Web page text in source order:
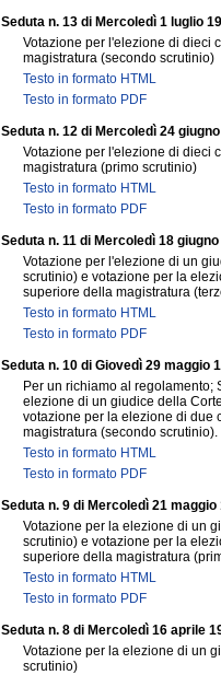
Seduta n. 13 di Mercoledì 1 luglio
Votazione per l'elezione di dieci
magistratura (secondo scrutinio)
Testo in formato HTML
Testo in formato PDF
Seduta n. 12 di Mercoledì 24
Votazione per l'elezione di dieci
magistratura (primo scrutinio)
Testo in formato HTML
Testo in formato PDF
Seduta n. 11 di Mercoledì 18
Votazione per l'elezione di un
scrutinio) e votazione per la
superiore della magistratura
Testo in formato HTML
Testo in formato PDF
Seduta n. 10 di Giovedì 29 maggio
Per un richiamo al regolamento;
elezione di un giudice della
votazione per la elezione di due
magistratura (secondo scrutinio).
Testo in formato HTML
Testo in formato PDF
Seduta n. 9 di Mercoledì 21 maggio
Votazione per la elezione di un
scrutinio) e votazione per la
superiore della magistratura
Testo in formato HTML
Testo in formato PDF
Seduta n. 8 di Mercoledì 16 aprile
Votazione per la elezione di un
scrutinio)